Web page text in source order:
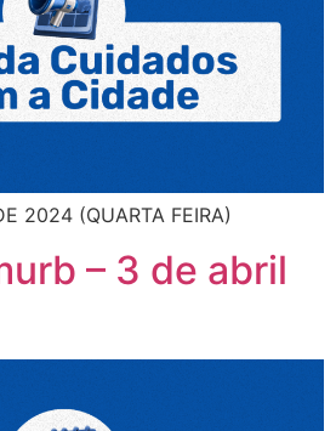
2024 (QUARTA FEIRA)
– 3 de abril